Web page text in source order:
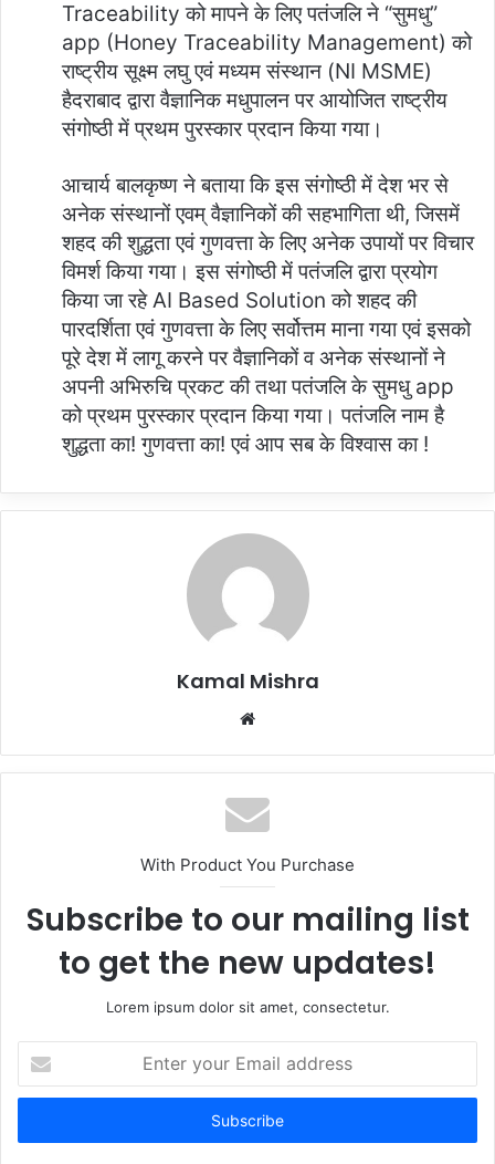
Traceability को मापने के लिए पतंजलि ने “सुमधु”
app (Honey Traceability Management) को
राष्ट्रीय सूक्ष्म लघु एवं मध्यम संस्थान (NI MSME)
हैदराबाद द्वारा वैज्ञानिक मधुपालन पर आयोजित राष्ट्रीय
संगोष्ठी में प्रथम पुरस्कार प्रदान किया गया।
आचार्य बालकृष्ण ने बताया कि इस संगोष्ठी में देश भर से
अनेक संस्थानों एवम् वैज्ञानिकों की सहभागिता थी, जिसमें
शहद की शुद्धता एवं गुणवत्ता के लिए अनेक उपायों पर विचार
विमर्श किया गया। इस संगोष्ठी में पतंजलि द्वारा प्रयोग
किया जा रहे AI Based Solution को शहद की
पारदर्शिता एवं गुणवत्ता के लिए सर्वोत्तम माना गया एवं इसको
पूरे देश में लागू करने पर वैज्ञानिकों व अनेक संस्थानों ने
अपनी अभिरुचि प्रकट की तथा पतंजलि के सुमधु app
को प्रथम पुरस्कार प्रदान किया गया। पतंजलि नाम है
शुद्धता का! गुणवत्ता का! एवं आप सब के विश्वास का !
Kamal Mishra
Website
With Product You Purchase
Subscribe to our mailing list
to get the new updates!
Lorem ipsum dolor sit amet, consectetur.
your
Email